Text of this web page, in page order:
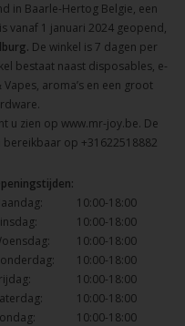
in Baarle-Hertog Belgie, een
vanaf 1 januari 2024 geopend,
De winkel is 7 dagen per
bestaat naast disposables, e-
aroma’s en een groot
u zien op www.mr-joy.be. De
bereikbaar op +31622518882
10:00-18:00
10:00-18:00
10:00-18:00
10:00-18:00
10:00-18:00
10:00-18:00
10:00-18:00